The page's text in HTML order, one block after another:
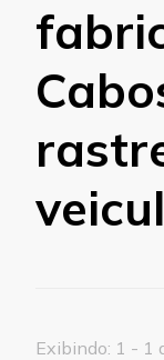
Exibindo: 1 - 1